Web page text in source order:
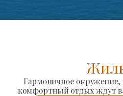
Гармоничное окружение,
комфортный отдых ждут